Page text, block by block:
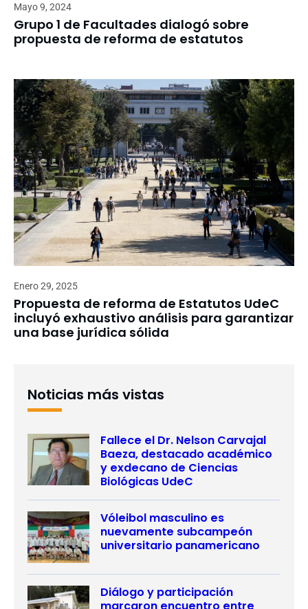
Mayo 9, 2024
Grupo 1 de Facultades dialogó sobre
propuesta de reforma de estatutos
Enero 29, 2025
Propuesta de reforma de Estatutos UdeC
incluyó exhaustivo análisis para garantizar
una base jurídica sólida
Noticias más vistas
Fallece el Dr. Nelson Carvajal
Baeza, destacado académico
y exdecano de Ciencias
Biológicas UdeC
Vóleibol masculino es
nuevamente subcampeón
universitario panamericano
Diálogo y participación